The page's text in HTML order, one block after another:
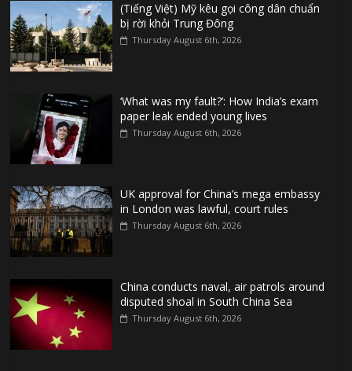
(Tiếng Việt) Mỹ kêu gọi công dân chuẩn
bị rời khỏi Trung Đông
Thursday August 6th, 2026
‘What was my fault?’: How India’s exam
paper leak ended young lives
Thursday August 6th, 2026
UK approval for China’s mega embassy
in London was lawful, court rules
Thursday August 6th, 2026
China conducts naval, air patrols around
disputed shoal in South China Sea
Thursday August 6th, 2026